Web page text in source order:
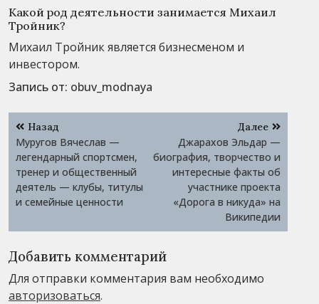
Какой род деятельности занимается Михаил
Тройник?
Михаил Тройник является бизнесменом и
инвестором.
Запись от: obuv_modnaya
Навигация
по
записям
Назад
Муругов Вячеслав —
легендарный спортсмен,
тренер и общественный
деятель — клубы, титулы
и семейные ценности
Далее
Джарахов Эльдар —
биография, творчество и
интересные факты об
участнике проекта
«Дорога в никуда» на
Википедии
Добавить комментарий
Для отправки комментария вам необходимо
авторизоваться.